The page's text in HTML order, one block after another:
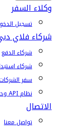
وكلاء السفر
تسجيل
شركاء فلاي
شركاء الدفع
شركاء
سفر
نظام API وحساب وكيل سفر جديد
الاتصال
تواصل معنا